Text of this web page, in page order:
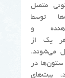
متصل
توسط
و
یک از
می‌شوند.
در
بیت‌های